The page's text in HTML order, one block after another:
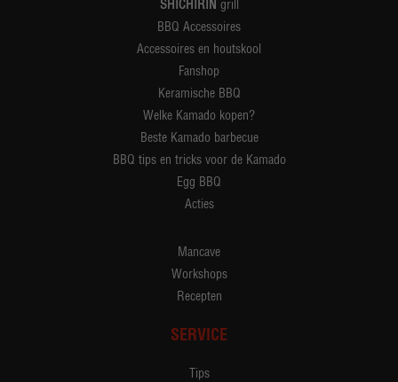
SHICHIRIN grill
BBQ Accessoires
Accessoires en houtskool
Fanshop
Keramische BBQ
Welke Kamado kopen?
Beste Kamado barbecue
BBQ tips en tricks voor de Kamado
Egg BBQ
Acties
Mancave
Workshops
Recepten
SERVICE
Tips